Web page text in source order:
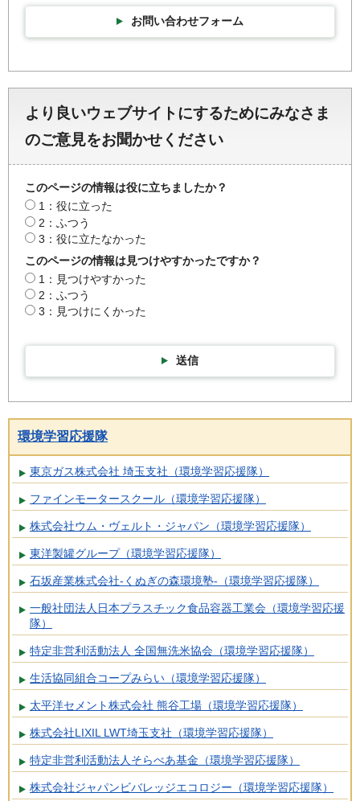
お問い合わせフォーム
より良いウェブサイトにするためにみなさま
のご意見をお聞かせください
このページの情報は役に立ちましたか？
1：役に立った
2：ふつう
3：役に立たなかった
このページの情報は見つけやすかったですか？
1：見つけやすかった
2：ふつう
3：見つけにくかった
送信
環境学習応援隊
東京ガス株式会社 埼玉支社（環境学習応援隊）
ファインモータースクール（環境学習応援隊）
株式会社ウム・ヴェルト・ジャパン（環境学習応援隊）
東洋製罐グループ（環境学習応援隊）
石坂産業株式会社-くぬぎの森環境塾-（環境学習応援隊）
一般社団法人日本プラスチック食品容器工業会（環境学習応援
隊）
特定非営利活動法人 全国無洗米協会（環境学習応援隊）
生活協同組合コープみらい（環境学習応援隊）
太平洋セメント株式会社 熊谷工場（環境学習応援隊）
株式会社LIXIL LWT埼玉支社（環境学習応援隊）
特定非営利活動法人そらべあ基金（環境学習応援隊）
株式会社ジャパンビバレッジエコロジー（環境学習応援隊）